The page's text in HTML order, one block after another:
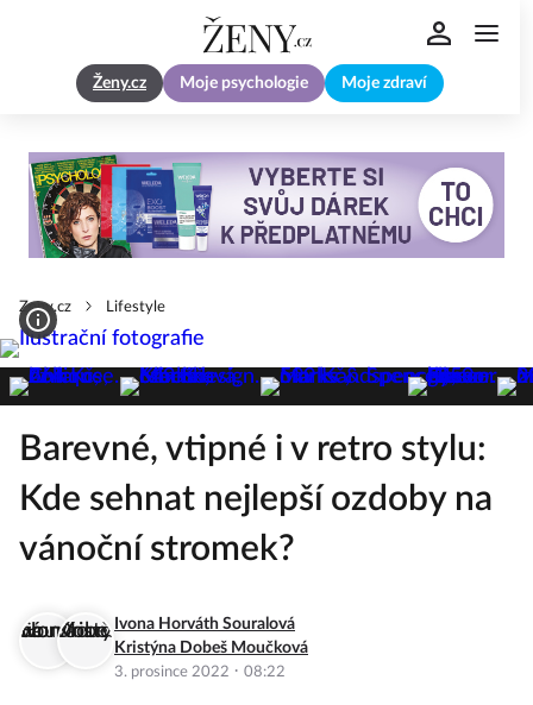
Ženy.cz Moje psychologie Moje zdraví
Zeny.cz Lifestyle
Barevné, vtipné i v retro stylu:
Kde sehnat nejlepší ozdoby na
vánoční stromek?
Ivona Horváth Souralová
Kristýna Dobeš Moučková
3. prosince 2022 · 08:22